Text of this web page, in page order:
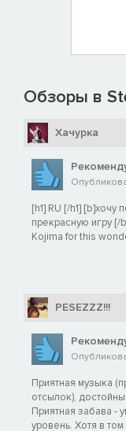
Обзоры в
Хачурка
[h1] RU [/h1] [b]хочу
прекрасную игру [/
Kojima for this
PESEZZZ!!!
Приятная музыка
отсылок),
Приятная забава -
уровень. Хотя в